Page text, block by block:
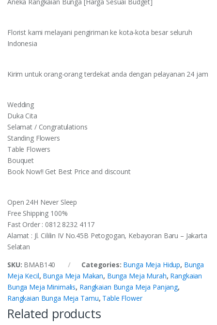
Florist kami melayani pengiriman ke kota-kota besar seluruh
Indonesia
Kirim untuk orang-orang terdekat anda dengan pelayanan 24 jam
Wedding
Duka Cita
Selamat / Congratulations
Standing Flowers
Table Flowers
Bouquet
Book Now!! Get Best Price and discount
Open 24H Never Sleep
Free Shipping 100%
Fast Order : 0812 8232 4117
Alamat : Jl. Cililin IV No.45B Petogogan, Kebayoran Baru – Jakarta
Selatan
SKU: BMAB140 Categories: Bunga Meja Hidup, Bunga
Meja Kecil, Bunga Meja Makan, Bunga Meja Murah, Rangkaian
Bunga Meja Minimalis, Rangkaian Bunga Meja Panjang,
Rangkaian Bunga Meja Tamu, Table Flower
Related products